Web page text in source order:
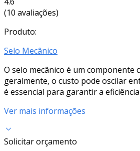
(10 avaliações)
Produto:
Selo Mecânico
O selo mecânico é um componente
geralmente, o custo pode oscilar
é essencial para garantir a
Ver mais informações
Solicitar orçamento